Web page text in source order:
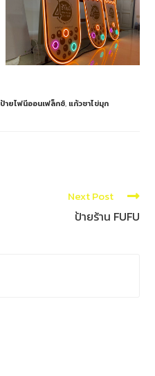
ป้ายไฟนีออนเฟล็กซ์, แก้วชาไข่มุก
Next Post
ป้ายร้าน FUFU